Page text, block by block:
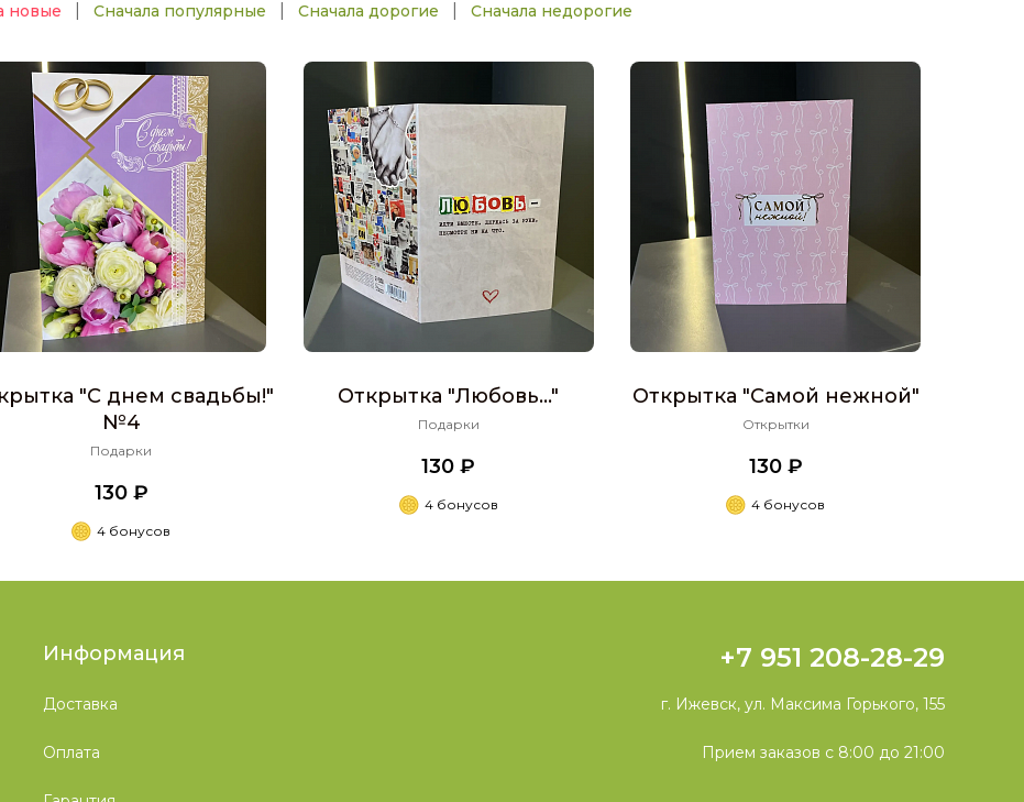
новые Сначала популярные Сначала дорогие Сначала недорогие
"С днем свадьбы!"
№4
Подарки
130 ₽
4 бонусов
Открытка "Любовь..."
Подарки
130 ₽
4 бонусов
Открытка "Самой нежной"
Открытки
130 ₽
4 бонусов
Информация
Доставка
Оплата
+7 951 208-28-29
г. Ижевск, ул. Максима Горького, 155
Прием заказов с 8:00 до 21:00